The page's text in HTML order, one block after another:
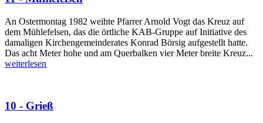
An Ostermontag 1982 weihte Pfarrer Arnold Vogt das Kreuz auf
dem Mühlefelsen, das die örtliche KAB-Gruppe auf Initiative des
damaligen Kirchengemeinderates Konrad Börsig aufgestellt hatte.
Das acht Meter hohe und am Querbalken vier Meter breite Kreuz...
weiterlesen
10 - Grieß